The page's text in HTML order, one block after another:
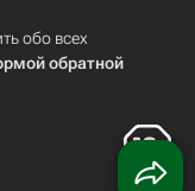
обо всех
обратной